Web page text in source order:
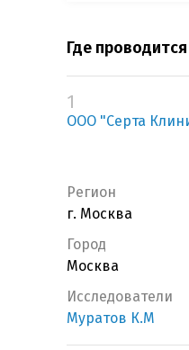
Где
1
ООО "Серта
Регион
г. Москва
Город
Москва
Исследователи
Муратов К.М